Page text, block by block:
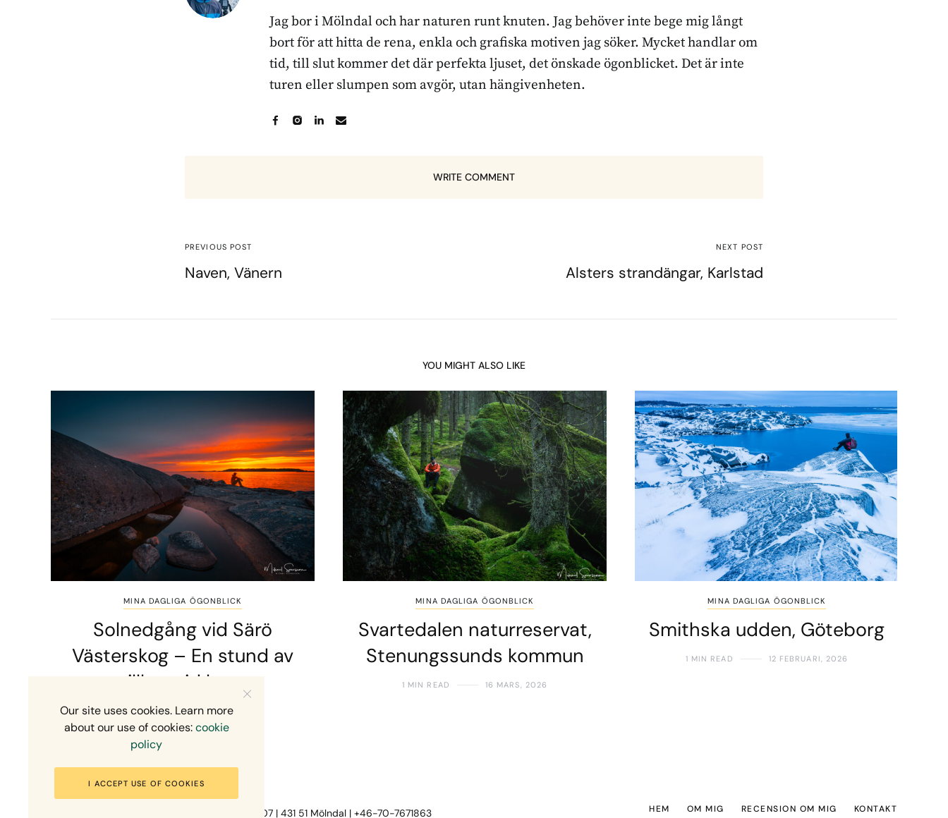
Jag bor i Mölndal och har naturen runt knuten. Jag behöver inte bege mig långt
bort för att hitta de rena, enkla och grafiska motiven jag söker. Mycket handlar om
tid, till slut kommer det där perfekta ljuset, det önskade ögonblicket. Det är inte
turen eller slumpen som avgör, utan hängivenheten.
WRITE COMMENT
PREVIOUS POST
Naven, Vänern
NEXT POST
Alsters strandängar, Karlstad
YOU MIGHT ALSO LIKE
MINA DAGLIGA ÖGONBLICK
Solnedgång vid Särö
Västerskog – En stund av
stillhet vid havet
1 MIN READ 30 JUNI, 2026
MINA DAGLIGA ÖGONBLICK
Svartedalen naturreservat,
Stenungssunds kommun
1 MIN READ 16 MARS, 2026
MINA DAGLIGA ÖGONBLICK
Smithska udden, Göteborg
1 MIN READ 12 FEBRUARI, 2026
Fotograf Mikael Svensson | Gundefjällsgatan 407 | 431 51 Mölndal | +46-70-7671863 HEM OM MIG RECENSION OM MIG KONTAKT
Our site uses cookies. Learn more
about our use of cookies:cookie
policy
I ACCEPT USE OF COOKIES